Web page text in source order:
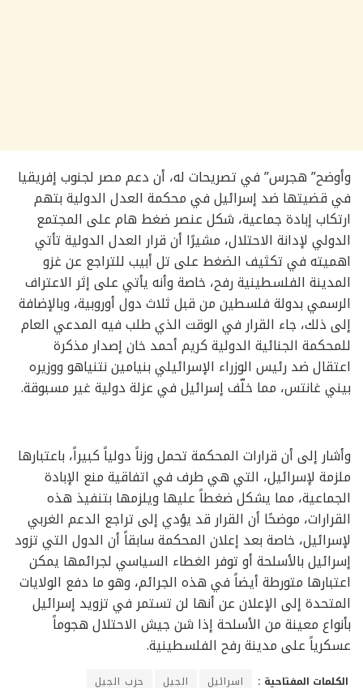
وأوضح” هجرس” في تصريحات له، أن دعم مصر لجنوب إفريقيا
في قضيتها ضد إسرائيل في محكمة العدل الدولية بتهم
ارتكاب إبادة جماعية، شكل عنصر ضغط هام على المجتمع
الدولي لإدانة الاحتلال، مشيرًا أن قرار العدل الدولية تأتي
اهميته في تكثيف الضغط على تل أبيب للتراجع عن غزو
المدينة الفلسطينية رفح، خاصة وأنه يأتي على إثر الاعتراف
الرسمي بدولة فلسطين من قبل ثلاث دول أوروبية، وبالإضافة
إلى ذلك، جاء القرار في الوقت الذي طلب فيه المدعي العام
للمحكمة الجنائية الدولية كريم أحمد خان إصدار مذكرة
اعتقال ضد رئيس الوزراء الإسرائيلي بنيامين نتنياهو ووزيره
بيني غانتس، مما خلّف إسرائيل في عزلة دولية غير مسبوقة.
وأشار إلى أن قرارات المحكمة تحمل وزناً دولياً كبيراً، باعتبارها
ملزمة لإسرائيل، التي هي طرف في اتفاقية منع الإبادة
الجماعية، مما يشكل ضغطاً عليها ويلزمها بتنفيذ هذه
القرارات، موضحًا أن القرار قد يؤدي إلى تراجع الدعم الغربي
لإسرائيل، خاصة بعد إعلان المحكمة سابقاً أن الدول التي تزود
إسرائيل بالأسلحة أو توفر الغطاء السياسي لجرائمها يمكن
اعتبارها متورطة أيضاً في هذه الجرائم، وهو ما دفع الولايات
المتحدة إلى الإعلان عن أنها لن تستمر في تزويد إسرائيل
بأنواع معينة من الأسلحة إذا شن جيش الاحتلال هجوماً
عسكرياً على مدينة رفح الفلسطينية.
الكلمات المفتاحية : اسرائيل الجيل حزب الجيل